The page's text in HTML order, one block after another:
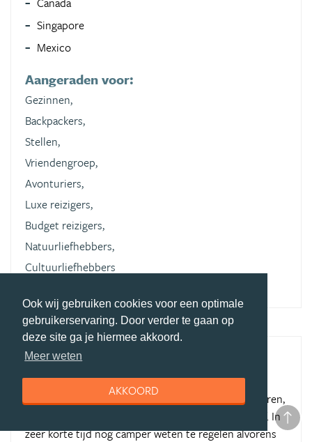
Ook wij gebruiken cookies voor een optimale
gebruikerservaring. Door verder te gaan op
deze site ga je hiermee akkoord.
Meer weten
AKKOORD
Singapore
Mexico
Aangeraden voor:
Gezinnen,
Backpackers,
Stellen,
Vriendengroep,
Avonturiers,
Luxe reizigers,
Budget reizigers,
Natuurliefhebbers,
Cultuurliefhebbers
Perfecte trip
Review geschreven door Robin Atallah op 09 mei 2018
Geen gedoe met de camper, alles werkte naar behoren,
vlot geregeld en vriendelijk contact met het bedrijf. In
zeer korte tijd nog camper weten te regelen alvorens